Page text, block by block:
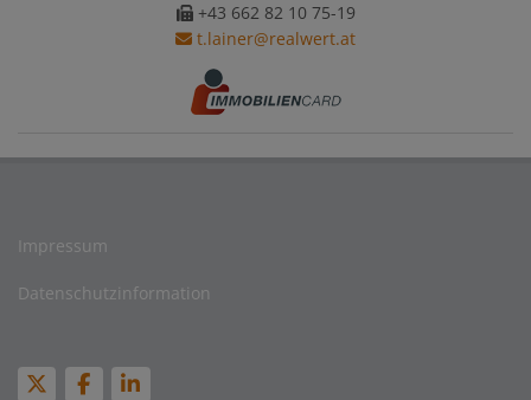
+43 662 82 10 75-19
t.lainer@realwert.at
Impressum
Datenschutzinformation